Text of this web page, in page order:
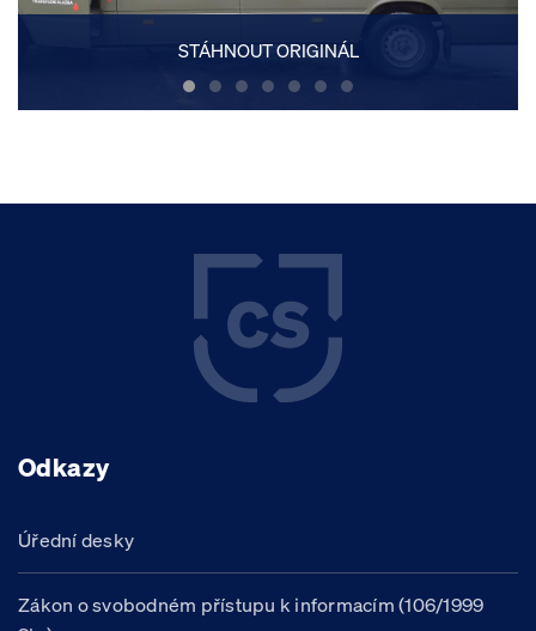
STÁHNOUT ORIGINÁL
Odkazy
Úřední desky
Zákon o svobodném přístupu k informacím (106/1999